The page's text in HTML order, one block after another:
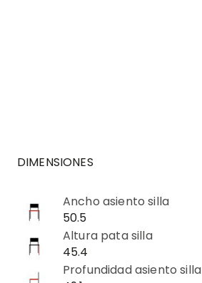
DIMENSIONES
Ancho asiento silla
50.5
Altura pata silla
45.4
Profundidad asiento silla